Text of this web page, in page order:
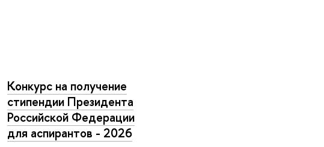
Конкурс на получение
стипендии Президента
Российской Федерации
для аспирантов - 2026